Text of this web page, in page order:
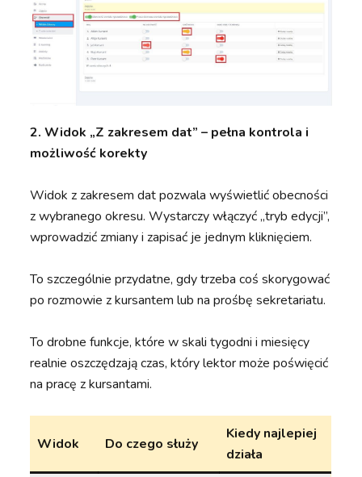
2. Widok „Z zakresem dat” – pełna kontrola i
możliwość korekty
Widok z zakresem dat pozwala wyświetlić obecności
z wybranego okresu. Wystarczy włączyć „tryb edycji”,
wprowadzić zmiany i zapisać je jednym kliknięciem.
To szczególnie przydatne, gdy trzeba coś skorygować
po rozmowie z kursantem lub na prośbę sekretariatu.
To drobne funkcje, które w skali tygodni i miesięcy
realnie oszczędzają czas, który lektor może poświęcić
na pracę z kursantami.
Widok Do czego służy
Kiedy najlepiej
działa